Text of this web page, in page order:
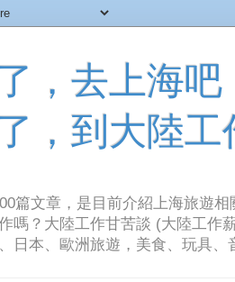
了，去上海
了，到大陸工
篇文章，是目前介紹上海旅遊
嗎？大陸工作甘苦談 (大陸工作
日本、歐洲旅遊，美食、玩具